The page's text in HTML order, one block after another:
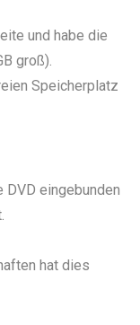
und habe die
groß).
Speicherplatz
DVD eingebunden
hat dies